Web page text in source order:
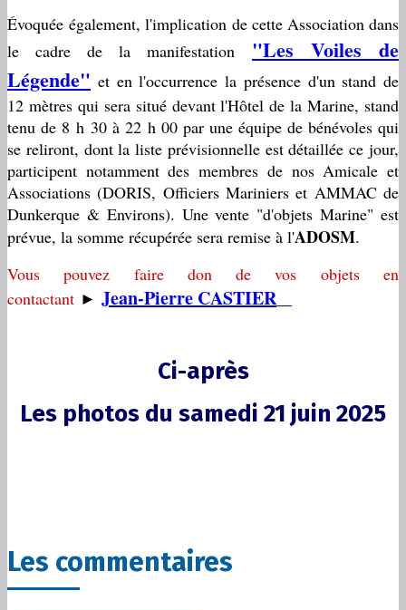
Évoquée également, l'implication de cette Association dans
le cadre de la manifestation "Les Voiles de
Légende" et en l'occurrence la présence d'un stand de
12 mètres qui sera situé devant l'Hôtel de la Marine, stand
tenu de 8 h 30 à 22 h 00 par une équipe de bénévoles qui
se reliront, dont la liste prévisionnelle est détaillée ce jour,
participent notamment des membres de nos Amicale et
Associations (DORIS, Officiers Mariniers et AMMAC de
Dunkerque & Environs). Une vente "d'objets Marine" est
prévue, la somme récupérée sera remise à l'ADOSM.
Vous pouvez faire don de vos objets en
contactant ► Jean-Pierre CASTIER
Ci-après
Les photos du samedi 21 juin 2025
Les commentaires